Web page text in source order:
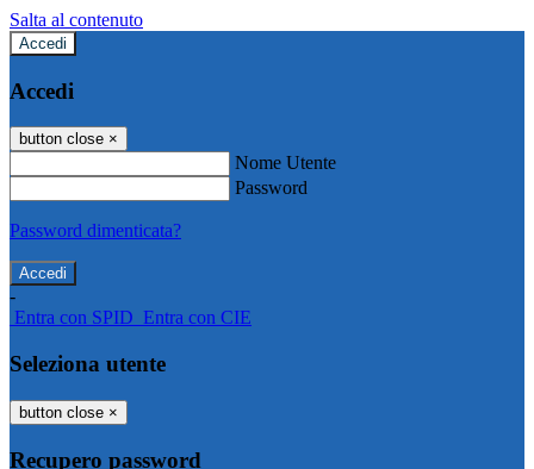
Salta al contenuto
Accedi
Accedi
button close ×
Nome Utente
Password
Password dimenticata?
-
Entra con SPID Entra con CIE
Seleziona utente
button close ×
Recupero password